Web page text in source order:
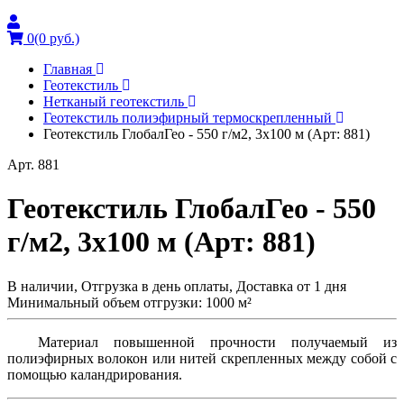
0(0 руб.)
Главная
Геотекстиль
Нетканый геотекстиль
Геотекстиль полиэфирный термоскрепленный
Геотекстиль ГлобалГео - 550 г/м2, 3x100 м (Арт: 881)
Арт. 881
Геотекстиль ГлобалГео - 550
г/м2, 3x100 м (Арт: 881)
В наличии, Отгрузка в день оплаты, Доставка от 1 дня
Минимальный объем отгрузки: 1000 м²
Материал повышенной прочности получаемый из
полиэфирных волокон или нитей скрепленных между собой с
помощью каландрирования.